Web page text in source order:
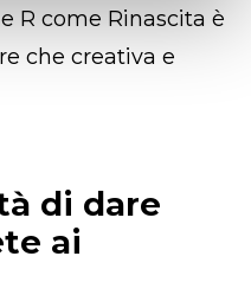
R come Rinascita è
che creativa e
di dare
ai